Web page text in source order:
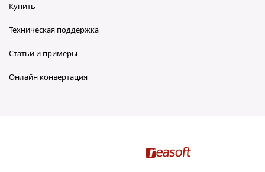
Купить
Техническая поддержка
Статьи и примеры
Онлайн конвертация